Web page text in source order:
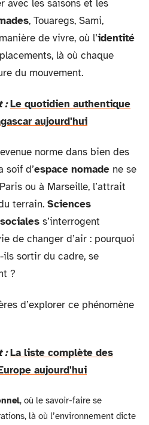
avec les saisons et les
, Touaregs, Sami,
de vivre, où l’identité
là où chaque
du mouvement.
: Le quotidien authentique
aujourd'hui
norme dans bien des
soif d’espace nomade ne se
ou à Marseille, l’attrait
terrain. Sciences
s’interrogent
de changer d’air : pourquoi
sortir du cadre, se
?
d’explorer ce phénomène
: La liste complète des
aujourd'hui
, où le savoir-faire se
là où l’environnement dicte